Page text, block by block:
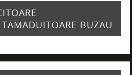
TAMADUITOARE BUZAU